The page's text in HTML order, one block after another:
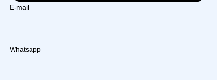
E-mail
Whatsapp